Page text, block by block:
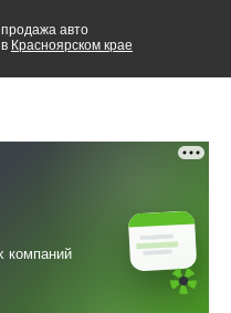
продажа авто
в Красноярском крае